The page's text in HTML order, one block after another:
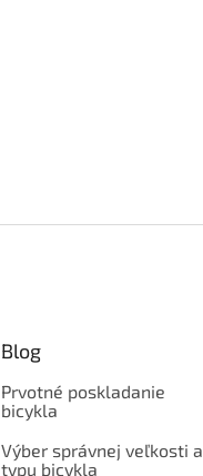
Blog
Prvotné poskladanie
bicykla
Výber správnej veľkosti a
typu bicykla